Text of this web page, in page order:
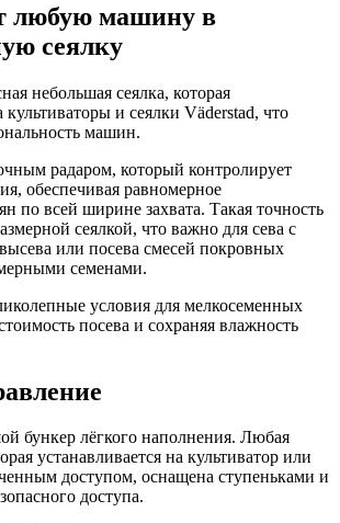
любую машину в
сеялку
небольшая сеялка, которая
культиваторы и сеялки Väderstad, что
машин.
радаром, который контролирует
обеспечивая равномерное
по всей ширине захвата. Такая точность
сеялкой, что важно для сева с
или посева смесей покровных
семенами.
условия для мелкосеменных
посева и сохраняя влажность
бункер лёгкого наполнения. Любая
устанавливается на культиватор или
доступом, оснащена ступеньками и
доступа.